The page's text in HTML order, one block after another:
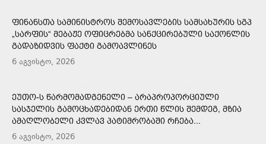
ᲤᲘᲜᲐᲜᲡᲗᲐ ᲡᲐᲛᲘᲜᲘᲡᲢᲠᲝᲡ ᲨᲔᲛᲝᲡᲐᲕᲚᲔᲑᲘᲡ ᲡᲐᲛᲡᲐᲮᲣᲠᲘᲡ ᲡᲒᲞ
„ᲡᲐᲠᲤᲘᲡ“ ᲛᲔᲑᲐᲟᲔ ᲝᲤᲘᲪᲠᲔᲑᲛᲐ ᲡᲐᲜᲥᲪᲘᲠᲔᲑᲣᲚᲘ ᲡᲐᲥᲝᲜᲚᲘᲡ
ᲒᲐᲓᲐᲖᲘᲓᲕᲘᲡ ᲤᲐᲥᲢᲘ ᲒᲐᲛᲝᲐᲕᲚᲘᲜᲔᲡ
6 აგვისტო, 2026
ᲔᲣᲗᲝ-Ს ᲬᲐᲠᲛᲝᲛᲐᲓᲒᲔᲜᲔᲚᲘ – ᲐᲠᲐᲞᲠᲝᲞᲝᲠᲪᲘᲣᲚᲘ
ᲡᲐᲡᲯᲔᲚᲘᲡ ᲒᲐᲛᲝᲪᲮᲐᲓᲔᲑᲘᲓᲐᲜ ᲔᲠᲗᲘ ᲬᲚᲘᲡ ᲨᲔᲛᲓᲔᲒ, ᲛᲖᲘᲐ
ᲐᲛᲐᲦᲚᲝᲑᲔᲚᲘ ᲙᲕᲚᲐᲕ ᲞᲐᲢᲘᲛᲠᲝᲑᲐᲨᲘ ᲠᲩᲔᲑᲐ...
6 აგვისტო, 2026